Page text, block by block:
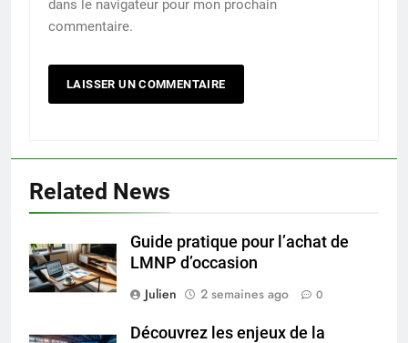
dans le navigateur pour mon prochain
commentaire.
Related News
Guide pratique pour l’achat de
LMNP d’occasion
Julien
2 semaines ago 0
Découvrez les enjeux de la